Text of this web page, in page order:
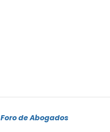
Foro de Abogados